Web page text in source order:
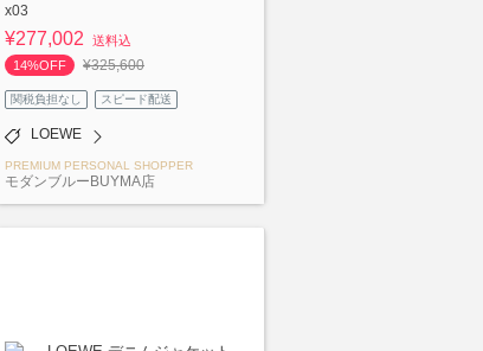
x03
¥277,002
送料込
14%OFF
¥325,600
関税負担なし スピード配送
LOEWE
PREMIUM PERSONAL SHOPPER
モダンブルーBUYMA店